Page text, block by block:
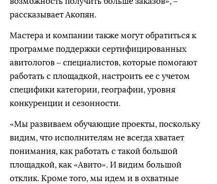
рассказывает Акопян.
Мастера и компании также могут обратиться к
программе поддержки сертифицированных
авитологов – специалистов, которые помогают
работать с площадкой, настроить ее с учетом
специфики категории, географии, уровня
конкуренции и сезонности.
«Мы развиваем обучающие проекты, поскольку
видим, что исполнителям не всегда хватает
понимания, как работать с такой большой
площадкой, как «Авито». И видим большой
отклик. Кроме того, мы идем и в охватные